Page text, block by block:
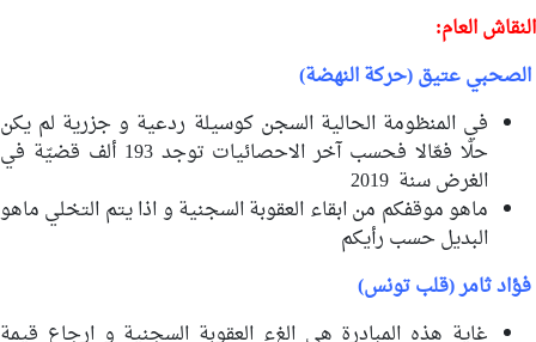
النقاش العام:
الصحبي عتيق (حركة النهضة)
في المنظومة الحالية السجن كوسيلة ردعية و جزرية لم يكن
حلّا فعّالا فحسب آخر الاحصائيات توجد 193 ألف قضيّة في
الغرض سنة 2019
ماهو موقفكم من ابقاء العقوبة السجنية و اذا يتم التخلي ماهو
البديل حسب رأيكم
فؤاد ثامر (قلب تونس)
غاية هذه المبادرة هي الغء العقوبة السجنية و ارجاع قيمة